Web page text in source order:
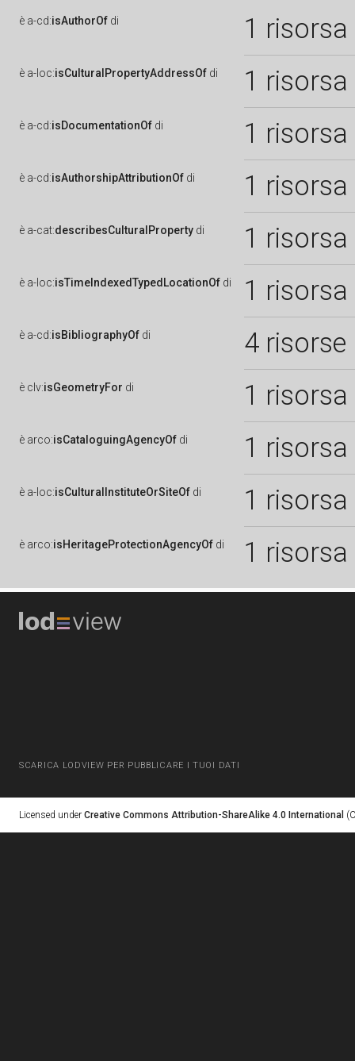
è a-cd:isAuthorOf di 1 risorsa
è a-loc:isCulturalPropertyAddressOf di 1 risorsa
è a-cd:isDocumentationOf di 1 risorsa
è a-cd:isAuthorshipAttributionOf di 1 risorsa
è a-cat:describesCulturalProperty di 1 risorsa
è a-loc:isTimeIndexedTypedLocationOf di 1 risorsa
è a-cd:isBibliographyOf di 4 risorse
è clv:isGeometryFor di 1 risorsa
è arco:isCataloguingAgencyOf di 1 risorsa
è a-loc:isCulturalInstituteOrSiteOf di 1 risorsa
è arco:isHeritageProtectionAgencyOf di 1 risorsa
SCARICA LODVIEW PER PUBBLICARE I TUOI DATI
Licensed under Creative Commons Attribution-ShareAlike 4.0 International